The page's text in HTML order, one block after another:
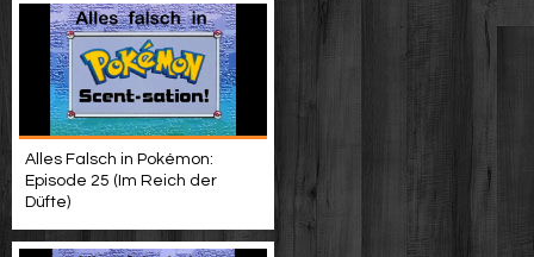
Alles Falsch in Pokémon:
Episode 25 (Im Reich der
Düfte)